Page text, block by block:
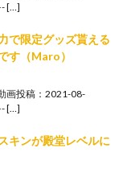
[…]
で限定グッズ貰える
す（Maro）
画投稿：2021-08-
[…]
キンが殿堂レベルに